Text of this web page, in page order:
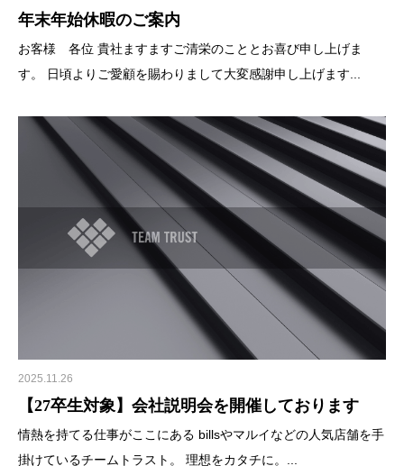
年末年始休暇のご案内
お客様 各位 貴社ますますご清栄のこととお喜び申し上げま
す。 日頃よりご愛顧を賜わりまして大変感謝申し上げます...
2025.11.26
【27卒生対象】会社説明会を開催しております
情熱を持てる仕事がここにある billsやマルイなどの人気店舗を手
掛けているチームトラスト。 理想をカタチに。...